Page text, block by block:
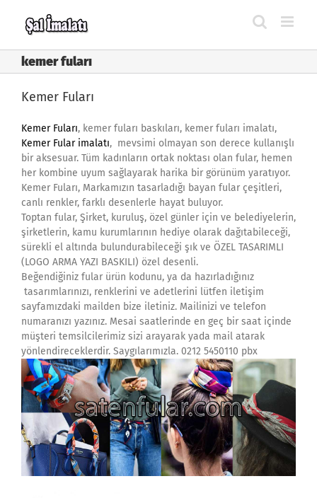
content
kemer fuları
Kemer Fuları
Kemer Fuları, kemer fuları baskıları, kemer fuları imalatı,
Kemer Fular imalatı, mevsimi olmayan son derece kullanışlı
bir aksesuar. Tüm kadınların ortak noktası olan fular, hemen
her kombine uyum sağlayarak harika bir görünüm yaratıyor.
Kemer Fuları, Markamızın tasarladığı bayan fular çeşitleri,
canlı renkler, farklı desenlerle hayat buluyor.
Toptan fular, Şirket, kuruluş, özel günler için ve belediyelerin,
şirketlerin, kamu kurumlarının hediye olarak dağıtabileceği,
sürekli el altında bulundurabileceği şık ve ÖZEL TASARIMLI
(LOGO ARMA YAZI BASKILI) özel desenli.
Beğendiğiniz fular ürün kodunu, ya da hazırladığınız
tasarımlarınızı, renklerini ve adetlerini lütfen iletişim
sayfamızdaki mailden bize iletiniz. Mailinizi ve telefon
numaranızı yazınız. Mesai saatlerinde en geç bir saat içinde
müşteri temsilcilerimiz sizi arayarak yada mail atarak
yönlendireceklerdir. Saygılarımızla. 0212 5450110 pbx